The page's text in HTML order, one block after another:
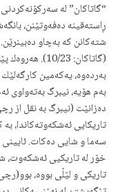
“گاتاكان” لە
ڕاستەقینه دەفەوتێنن،
شتەكانن كە بەچاو
(گاتاكان: 10/
بەردەوە، یەكەمین
بەم هۆیه،‌ نیبرگ بەتەواوی
تاریكایی ئەشكەوتەكاندا،
سەما و شایی دەكات. ئایینی
خۆر لە تاریكیی ئەشكەوت،